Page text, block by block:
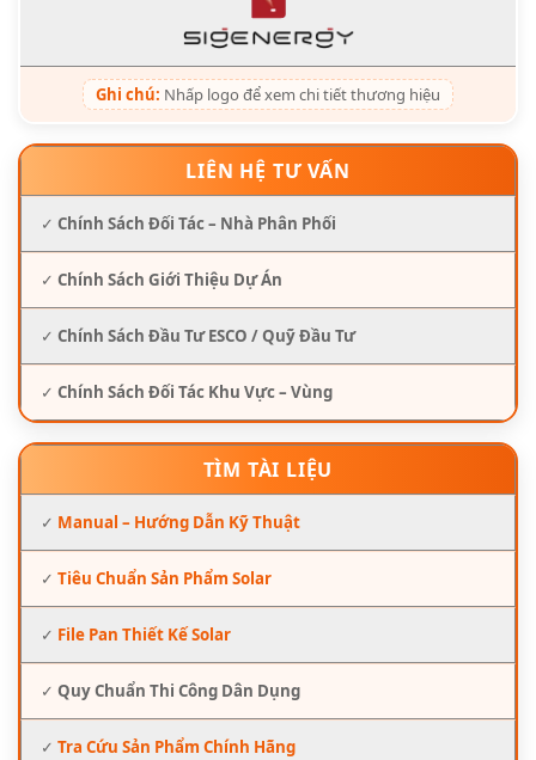
Ghi chú: Nhấp logo để xem chi tiết thương hiệu
LIÊN HỆ TƯ VẤN
✓ Chính Sách Đối Tác – Nhà Phân Phối
✓ Chính Sách Giới Thiệu Dự Án
✓ Chính Sách Đầu Tư ESCO / Quỹ Đầu Tư
✓ Chính Sách Đối Tác Khu Vực – Vùng
TÌM TÀI LIỆU
✓ Manual – Hướng Dẫn Kỹ Thuật
✓ Tiêu Chuẩn Sản Phẩm Solar
✓ File Pan Thiết Kế Solar
✓ Quy Chuẩn Thi Công Dân Dụng
✓ Tra Cứu Sản Phẩm Chính Hãng